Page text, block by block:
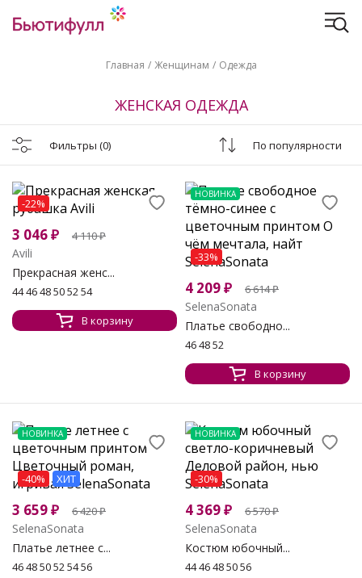
Главная Женщинам Одежда
ЖЕНСКАЯ ОДЕЖДА
Фильтры (0) По популярности
-22%
3 046₽ 4 110₽
Avili
Прекрасная женс...
44 46 48 50 52 54
В корзину
НОВИНКА
-33%
4 209₽ 6 614₽
SelenaSonata
Платье свободно...
46 48 52
В корзину
НОВИНКА
-40% ХИТ
3 659₽ 6 420₽
SelenaSonata
Платье летнее с...
46 48 50 52 54 56
НОВИНКА
-30%
4 369₽ 6 570₽
SelenaSonata
Костюм юбочный...
44 46 48 50 56